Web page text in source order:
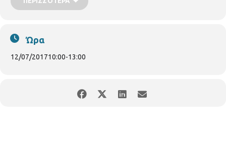
Ώρα
12/07/201710:00-13:00